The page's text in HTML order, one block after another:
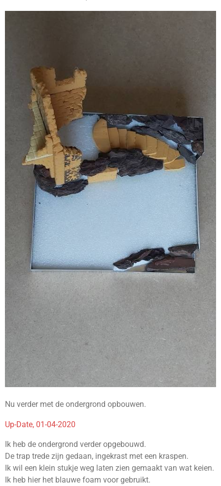
Nu verder met de ondergrond opbouwen.
Up-Date, 01-04-2020
Ik heb de ondergrond verder opgebouwd.
De trap trede zijn gedaan, ingekrast met een kraspen.
Ik wil een klein stukje weg laten zien gemaakt van wat keien.
Ik heb hier het blauwe foam voor gebruikt.